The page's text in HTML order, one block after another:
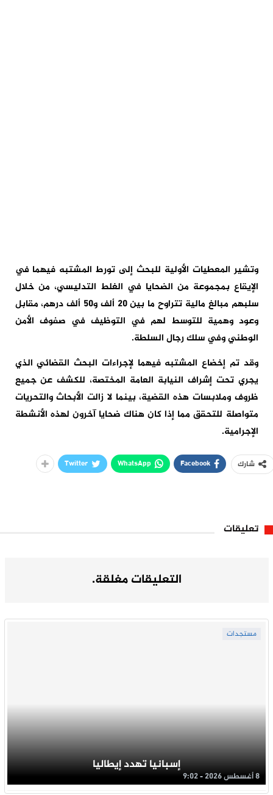
وتشير المعطيات الأولية للبحث إلى تورط المشتبه فيهما في
الإيقاع بمجموعة من الضحايا في الغلط التدليسي، من خلال
سلبهم مبالغ مالية تتراوح ما بين 20 ألف و50 ألف درهم، مقابل
وعود وهمية للتوسط لهم في التوظيف في صفوف الأمن
الوطني وفي سلك رجال السلطة.
وقد تم إخضاع المشتبه فيهما لإجراءات البحث القضائي الذي
يجري تحت إشراف النيابة العامة المختصة، للكشف عن جميع
ظروف وملابسات هذه القضية، بينما لا زالت الأبحاث والتحريات
متواصلة للتحقق مما إذا كان هناك ضحايا آخرون لهذه الأنشطة
الإجرامية.
شارك Facebook
WhatsApp
Twitter
تعليقات
التعليقات مغلقة.
مستجدات
إسبانيا تهدد إيطاليا
8 أغسطس 2026 - 9:02